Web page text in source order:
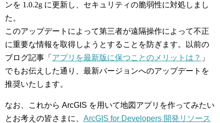
ンを 1.0.2g に更新し、セキュリティの脆弱性に対処しまし
た。
このアップデートによって第三者が遠隔操作によって不正
に重要な情報を取得しようとすることを防ぎます。以前の
ブログ記事「 アプリを最新版に保つことのメリットは？ 」
でもお伝えした通り、最新バージョンへのアップデートを
推奨いたします。
なお、これから ArcGIS を用いて地図アプリを作ってみたい
とお考えの皆さまに、 ArcGIS for Developers 開発リソース